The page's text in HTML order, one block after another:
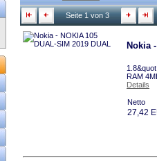
Seite 1 von 3
Nokia
RAM
Details
Netto
27,42